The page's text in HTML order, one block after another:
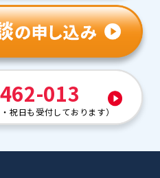
013
祝日も受付しております）